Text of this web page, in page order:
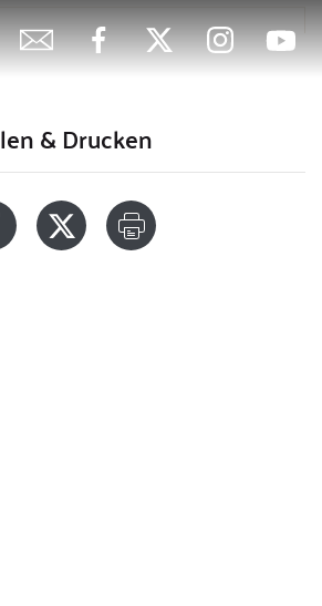
der Gentechnik für den Bischof
mehr
& Drucken